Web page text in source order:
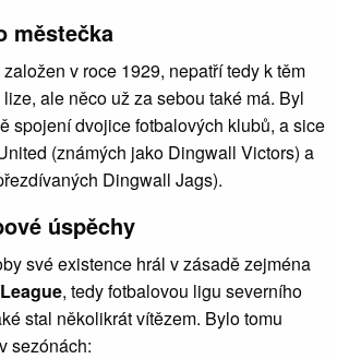
městečka
v roce 1929, nepatří tedy k těm
ale něco už za sebou také má. Byl
spojení dvojice fotbalových klubů, a sice
(známých jako Dingwall Victors) a
Dingwall Jags).
úspěchy
své existence hrál v zásadě zejména
, tedy fotbalovou ligu severního
stal několikrát vítězem. Bylo tomu
sezónách: